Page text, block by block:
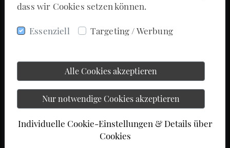
dass wir Cookies setzen können.
Essenziell Targeting / Werbung
Alle Cookies akzeptieren
Nur notwendige Cookies akzeptieren
Individuelle Cookie-Einstellungen & Details über
Cookies